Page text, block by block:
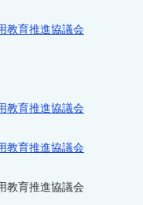
教育推進協議会
教育推進協議会
教育推進協議会
教育推進協議会